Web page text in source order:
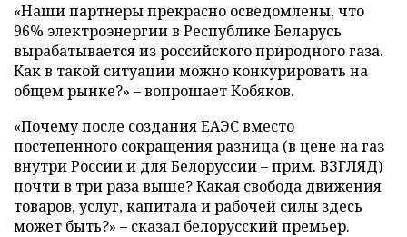
«Наши партнеры прекрасно осведомлены, что
96% электроэнергии в Республике Беларусь
вырабатывается из российского природного газа.
Как в такой ситуации можно конкурировать на
общем рынке?» – вопрошает Кобяков.
«Почему после создания ЕАЭС вместо
постепенного сокращения разница (в цене на газ
внутри России и для Белоруссии – прим. ВЗГЛЯД)
почти в три раза выше? Какая свобода движения
товаров, услуг, капитала и рабочей силы здесь
может быть?» – сказал белорусский премьер.